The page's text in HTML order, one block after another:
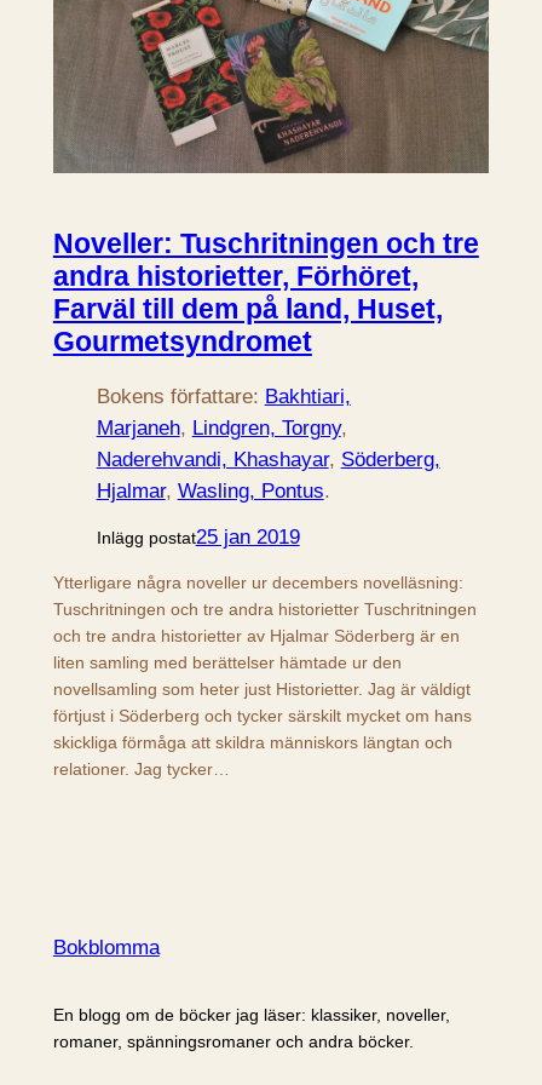
Noveller: Tuschritningen och tre
andra historietter, Förhöret,
Farväl till dem på land, Huset,
Gourmetsyndromet
Bokens författare: Bakhtiari,
Marjaneh, Lindgren, Torgny
Naderehvandi, Khashayar, Söderberg,
Hjalmar, Wasling, Pontus.
Inlägg postat25 jan 2019
Ytterligare några noveller ur decembers novelläsning:
Tuschritningen och tre andra historietter Tuschritningen
och tre andra historietter av Hjalmar Söderberg är en
liten samling med berättelser hämtade ur den
novellsamling som heter just Historietter. Jag är väldigt
förtjust i Söderberg och tycker särskilt mycket om hans
skickliga förmåga att skildra människors längtan och
relationer. Jag tycker…
Bokblomma
En blogg om de böcker jag läser: klassiker, noveller,
romaner, spänningsromaner och andra böcker.